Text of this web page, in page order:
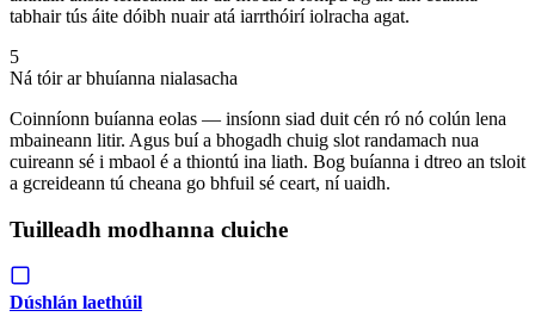
tabhair tús áite dóibh nuair atá iarrthóirí iolracha agat.
5
Ná tóir ar bhuíanna nialasacha
Coinníonn buíanna eolas — insíonn siad duit cén ró nó colún lena
mbaineann litir. Agus buí a bhogadh chuig slot randamach nua
cuireann sé i mbaol é a thiontú ina liath. Bog buíanna i dtreo an tsloit
a gcreideann tú cheana go bhfuil sé ceart, ní uaidh.
Tuilleadh modhanna cluiche
Dúshlán laethúil